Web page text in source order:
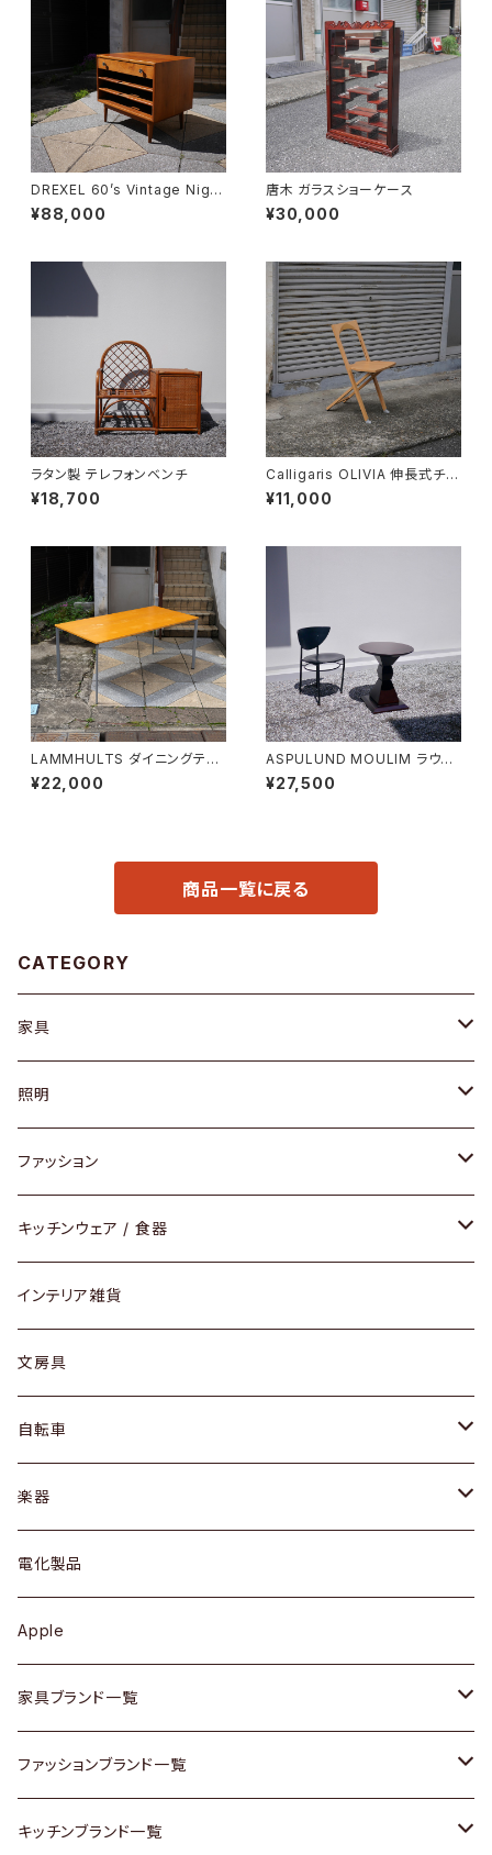
DREXEL 60’s Vintage Night
table
¥88,000
唐木 ガラスショーケース
¥30,000
ラタン製 テレフォンベンチ
¥18,700
Calligaris OLIVIA 伸長式チェ
ア
¥11,000
LAMMHULTS ダイニングテー
ブル
¥22,000
ASPULUND MOULIM ラウン
ドテーブル
¥27,500
商品一覧に戻る
CATEGORY
家具
ソファ / ベンチ
チェア / スツール
ダイニングセット / ダイニングテーブル
ローテーブル / サイドテーブル
デスク / コンソール
ドレッサー
シェルフ
キュリオケース / 飾り棚
カップボード / 食器棚
チェスト
その他家具
Vintageヴィンテージ / Antiqueアンティーク
照明
ペンダントライト
テーブルランプ / デスクスタンド
フロアライト
ファッション
アクセサリー
リング
ピアス / イヤリング
財布
バッグ
アウター
トップス
ワンピース
ボトムス
靴
スカーフ
腕時計
キッチンウェア / 食器
グラス / タンブラー
カップ / マグ
プレート / ボウル
カトラリー
ケトル / ティーポット
鍋 / フライパン
Vintage / ヴィンテージ
銀製品
和物 / 作家物
インテリア雑貨
文房具
自転車
dahon
楽器
ギター
ベース
その他楽器
電化製品
Apple
家具ブランド一覧
ACME Furniture / アクメ ファニチャー
ACTUS / アクタス
ファッションブランド一覧
agnes b / アニエス ベー
キッチンブランド一覧